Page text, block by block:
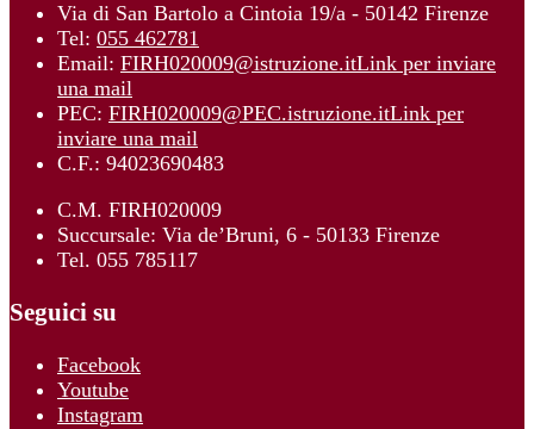
Via di San Bartolo a Cintoia 19/a - 50142 Firenze
Tel: 055 462781
Email: FIRH020009@istruzione.itLink per inviare
una mail
PEC: FIRH020009@PEC.istruzione.itLink per
inviare una mail
C.F.: 94023690483
C.M. FIRH020009
Succursale: Via de’Bruni, 6 - 50133 Firenze
Tel. 055 785117
Seguici su
Facebook
Youtube
Instagram